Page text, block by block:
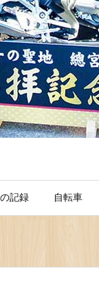
記録 自転車